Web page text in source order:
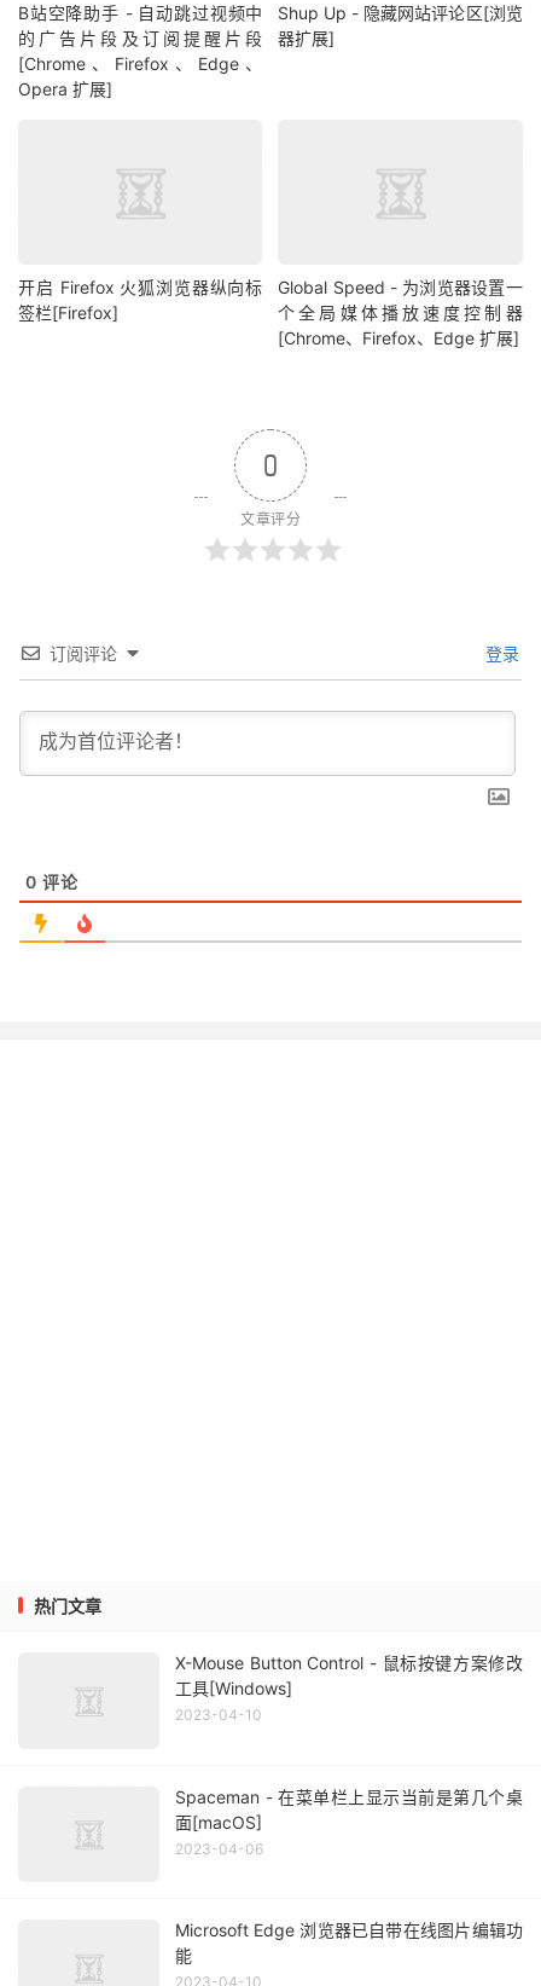
B站空降助手 - 自动跳过视频中
的广告片段及订阅提醒片段
[Chrome、Firefox、Edge、
Opera 扩展]
Shup Up - 隐藏网站评论区[浏览
器扩展]
开启 Firefox 火狐浏览器纵向标
签栏[Firefox]
Global Speed - 为浏览器设置一
个全局媒体播放速度控制器
[Chrome、Firefox、Edge 扩展]
0
文章评分
订阅评论 登录
0 评论
热门文章
X-Mouse Button Control - 鼠标按键方案修改
工具[Windows]
2023-04-10
Spaceman - 在菜单栏上显示当前是第几个桌
面[macOS]
2023-04-06
Microsoft Edge 浏览器已自带在线图片编辑功
能
2023-04-10